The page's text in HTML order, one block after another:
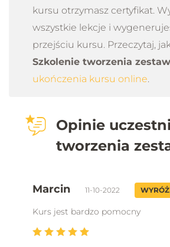
kursu otrzymasz certyfikat.
wszystkie lekcje i
przejściu kursu. Przeczytaj,
Szkolenie tworzenia
ukończenia kursu online.
Opinie
tworzenia
Marcin 11-10-2022
Kurs jest bardzo pomocny